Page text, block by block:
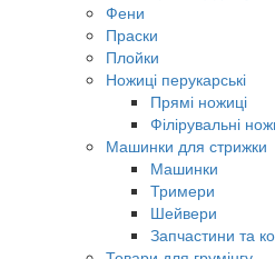
Фени
Праски
Плойки
Ножиці перукарські
Прямі ножиці
Філірувальні
Машинки для стрижки
Машинки
Тримери
Шейвери
Запчастини та